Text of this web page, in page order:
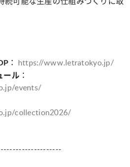
： https://www.letratokyo.jp/
ール ：
events/
collection2026/